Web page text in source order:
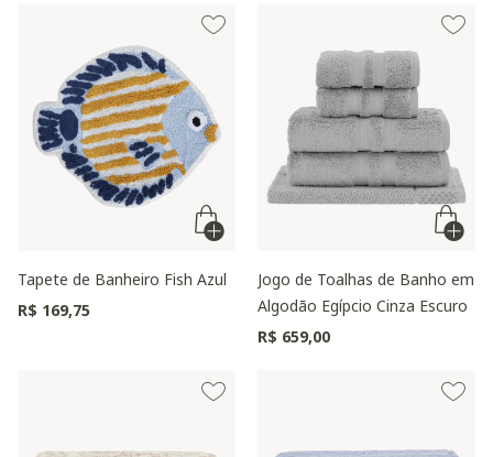
Tapete de Banheiro Fish Azul
R$ 169,75
Jogo de Toalhas de Banho em
Algodão Egípcio Cinza Escuro
R$ 659,00